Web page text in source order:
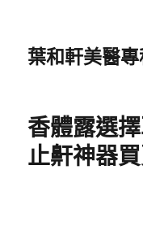
葉和軒美醫
香體露選
止鼾神器